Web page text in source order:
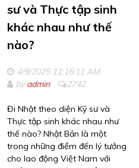
sư và Thực tập sinh
khác nhau như thế
nào?
4/9/2025 11:16:11 AM
byadmin 2742
Đi Nhật theo diện Kỹ sư và
Thực tập sinh khác nhau như
thế nào? Nhật Bản là một
trong những điểm đến lý tưởng
cho lao động Việt Nam với